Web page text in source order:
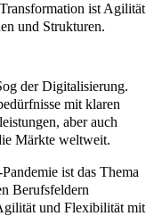
ist Agilität
und Strukturen.
derDigitalisierung.
mit klaren
aber auch
Märkte weltweit.
ist das Thema
Berufsfeldern
und Flexibilität mit